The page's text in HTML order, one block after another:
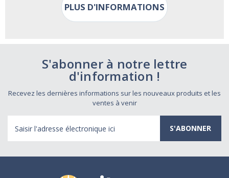
PLUS D'INFORMATIONS
S'abonner à notre lettre
d'information !
Recevez les dernières informations sur les nouveaux produits et les
ventes à venir
électronique